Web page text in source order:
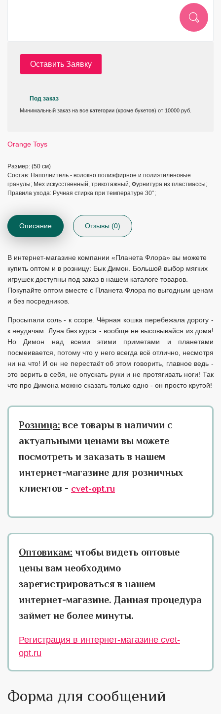
Оставить Заявку
Под заказ
Минимальный заказ на все категории (кроме букетов) от 10000 руб.
Orange Toys
Размер: (50 см)
Состав: Наполнитель - волокно полиэфирное и полиэтиленовые
гранулы; Мех искусственный, трикотажный; Фурнитура из пластмассы;
Правила ухода: Ручная стирка при температуре 30°;
Описание Отзывы (0)
В интернет-магазине компании «Планета Флора» вы можете
купить оптом и в розницу: Бык Димон. Большой выбор мягких
игрушек доступны под заказ в нашем каталоге товаров.
Покупайте оптом вместе с Планета Флора по выгодным ценам
и без посредников.
Просыпали соль - к ссоре. Чёрная кошка перебежала дорогу -
к неудачам. Луна без курса - вообще не высовывайся из дома!
Но Димон над всеми этими приметами и планетами
посмеивается, потому что у него всегда всё отлично, несмотря
ни на что! И он не перестаёт об этом говорить, главное ведь -
это верить в себя, не опускать руки и не протягивать ноги! Так
что про Димона можно сказать только одно - он просто крутой!
Розница: все товары в наличии с
актуальными ценами вы можете
посмотреть и заказать в нашем
интернет-магазине для розничных
клиентов - cvet-opt.ru
Оптовикам: чтобы видеть оптовые
цены вам необходимо
зарегистрироваться в нашем
интернет-магазине. Данная процедура
займет не более минуты.
Регистрация в интернет-магазине cvet-
opt.ru
Форма для сообщений